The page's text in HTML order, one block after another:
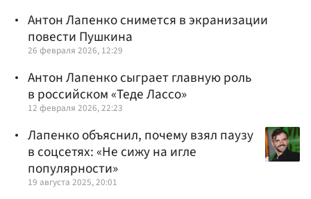
Антон Лапенко снимется в экранизации
повести Пушкина
26 февраля 2026, 12:29
Антон Лапенко сыграет главную роль
в российском «Теде Лассо»
12 февраля 2026, 22:23
Лапенко объяснил, почему взял паузу
в соцсетях: «Не сижу на игле
популярности»
19 августа 2025, 20:01